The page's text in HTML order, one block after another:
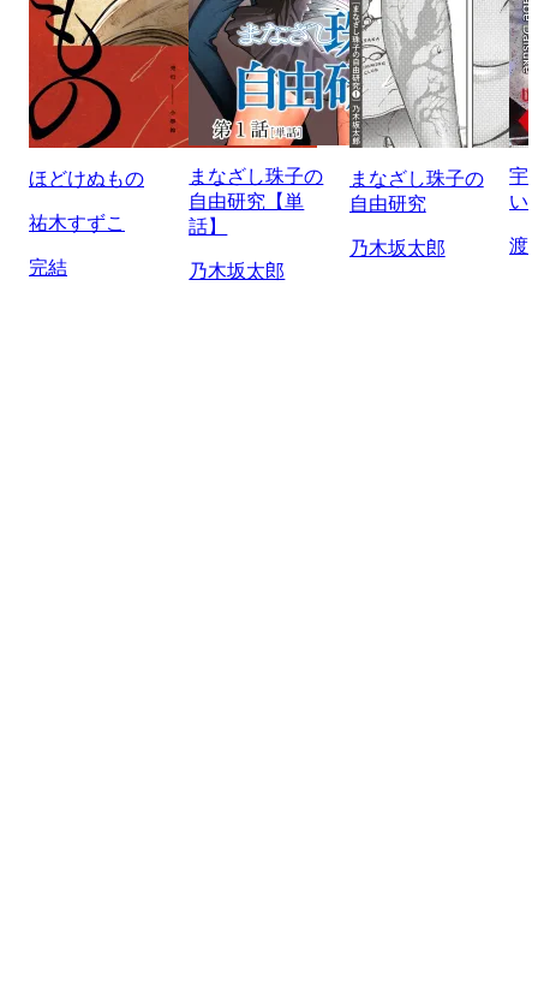
ほどけぬもの
祐木すずこ
完結
まなざし珠子の
自由研究【単
話】
乃木坂太郎
まなざし珠子の
自由研究
乃木坂太郎
宇
い
渡